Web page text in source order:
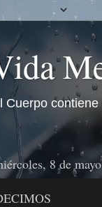
Cuerpo
8 de